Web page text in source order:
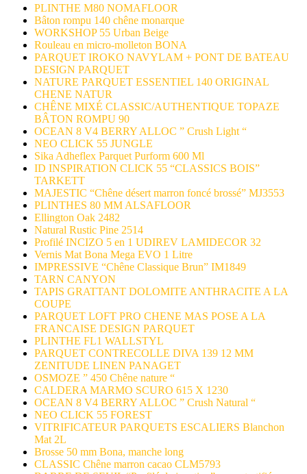
PLINTHE M80 NOMAFLOOR
Bâton rompu 140 chêne monarque
WORKSHOP 55 Urban Beige
Rouleau en micro-molleton BONA
PARQUET IROKO NAVYLAM + PONT DE BATEAU
DESIGN PARQUET
NATURE PARQUET ESSENTIEL 140 ORIGINAL
CHENE NATUR
CHÊNE MIXÉ CLASSIC/AUTHENTIQUE TOPAZE
BÂTON ROMPU 90
OCEAN 8 V4 BERRY ALLOC ” Crush Light “
NEO CLICK 55 JUNGLE
Sika Adheflex Parquet Purform 600 Ml
ID INSPIRATION CLICK 55 “CLASSICS BOIS”
TARKETT
MAJESTIC “Chêne désert marron foncé brossé” MJ3553
PLINTHES 80 MM ALSAFLOOR
Ellington Oak 2482
Natural Rustic Pine 2514
Profilé INCIZO 5 en 1 UDIREV LAMIDECOR 32
Vernis Mat Bona Mega EVO 1 Litre
IMPRESSIVE “Chêne Classique Brun” IM1849
TARN CANYON
TAPIS GRATTANT DOLOMITE ANTHRACITE A LA
COUPE
PARQUET LOFT PRO CHENE MAS POSE A LA
FRANCAISE DESIGN PARQUET
PLINTHE FL1 WALLSTYL
PARQUET CONTRECOLLE DIVA 139 12 MM
ZENITUDE LINEN PANAGET
OSMOZE ” 450 Chêne nature “
CALDERA MARMO SCURO 615 X 1230
OCEAN 8 V4 BERRY ALLOC ” Crush Natural “
NEO CLICK 55 FOREST
VITRIFICATEUR PARQUETS ESCALIERS Blanchon
Mat 2L
Brosse 50 mm Bona, manche long
CLASSIC Chêne marron cacao CLM5793